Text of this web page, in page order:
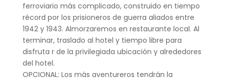
ferroviario más complicado, construido en tiempo
récord por los prisioneros de guerra aliados entre
1942 y 1943. Almorzaremos en restaurante local. Al
terminar, traslado al hotel y tiempo libre para
disfruta r de la privilegiada ubicación y alrededores
del hotel.
OPCIONAL: Los más aventureros tendrán la